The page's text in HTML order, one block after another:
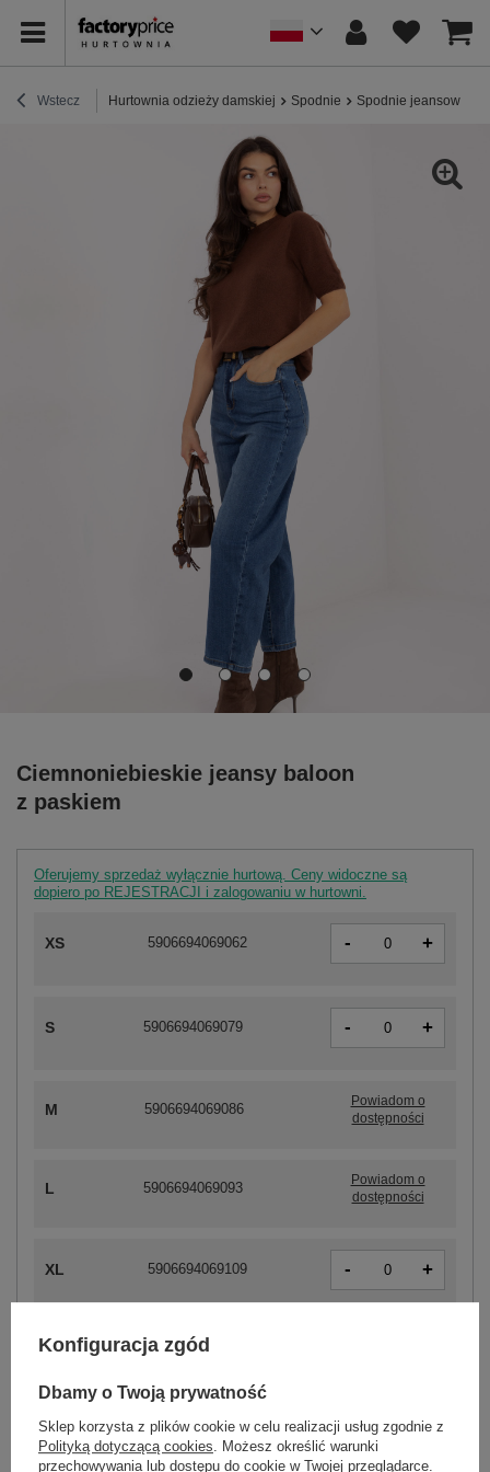
Wstecz Hurtownia odzieży damskiej Spodnie Spodnie jeansowe
Ciemnoniebieskie jeansy baloon
z paskiem
Oferujemy sprzedaż wyłącznie hurtową. Ceny widoczne są
dopiero po REJESTRACJI i zalogowaniu w hurtowni.
XS 5906694069062 - +
S 5906694069079 - +
M 5906694069086
Powiadom o
dostępności
L 5906694069093
Powiadom o
dostępności
XL 5906694069109 - +
Masz pytanie? Chętnie pomożemy.
Zadzwoń+48 601 547 740 Zadaj pytanie
Konfiguracja zgód
Dbamy o Twoją prywatność
Sklep korzysta z plików cookie w celu realizacji usług zgodnie z
Polityką dotyczącą cookies. Możesz określić warunki
przechowywania lub dostępu do cookie w Twojej przeglądarce.